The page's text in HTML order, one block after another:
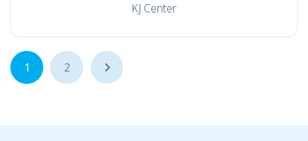
KJ Center
1 2 ...